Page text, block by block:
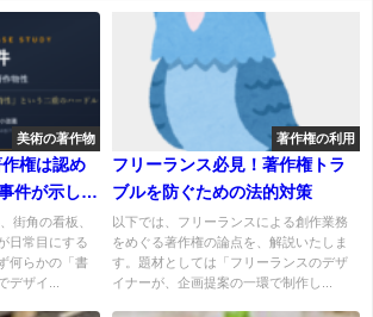
美術の著作物
権は認め
件が示した
性の高い
街角の看板、
日常目にする
何らかの「書
デザイ...
著作権の利用
フリーランス必見！著作権トラ
ブルを防ぐための法的対策
以下では、フリーランスによる創作業務
をめぐる著作権の論点を、解説いたしま
す。題材としては「フリーランスのデザ
イナーが、企画提案の一環で制作し...